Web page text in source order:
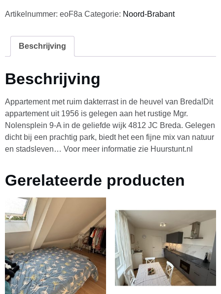
Artikelnummer: eoF8a Categorie: Noord-Brabant
Beschrijving
Beschrijving
Appartement met ruim dakterrast in de heuvel van Breda!Dit
appartement uit 1956 is gelegen aan het rustige Mgr.
Nolensplein 9-A in de geliefde wijk 4812 JC Breda. Gelegen
dicht bij een prachtig park, biedt het een fijne mix van natuur
en stadsleven… Voor meer informatie zie Huurstunt.nl
Gerelateerde producten